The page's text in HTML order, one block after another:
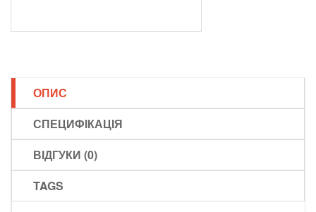
ОПИС
СПЕЦИФІКАЦІЯ
ВІДГУКИ (0)
TAGS